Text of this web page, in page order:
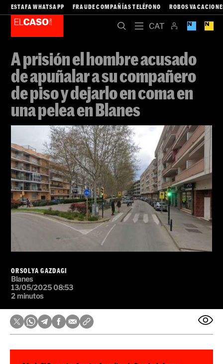
ESTAFA WHATSAPP FRAUDE COMPAÑÍAS TELÉFONO ROBOS
A prisión el hombre acusado
de apuñalar a su compañero
de piso y dejarlo en coma en
una pelea en Blanes
ORSOLYA GAZDAGI
Blanes
13/05/2025 08:53
2 minutos